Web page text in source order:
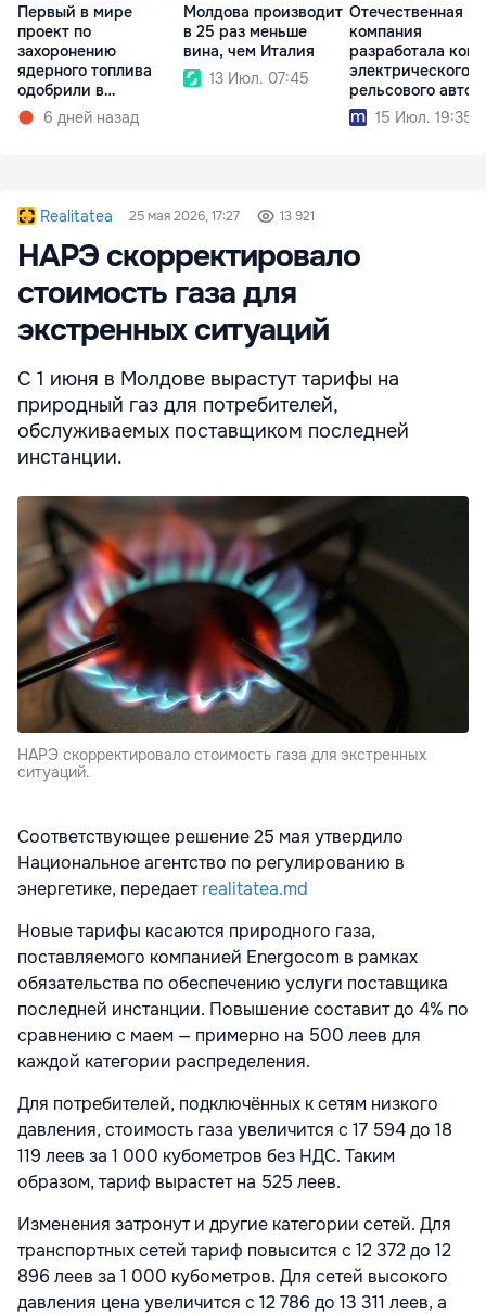
Первый в мире
проект по
захоронению
ядерного топлива
одобрили в
Финляндии
6 дней назад
Молдова производит
в 25 раз меньше
вина, чем Италия
13 Июл. 07:45
Отечественная
компания
разработала
электрического
рельсового
15 Июл. 19:35
Realitatea 25 мая 2026, 17:27 13 921
НАРЭ скорректировало
стоимость газа для
экстренных ситуаций
С 1 июня в Молдове вырастут тарифы на
природный газ для потребителей,
обслуживаемых поставщиком последней
инстанции.
НАРЭ скорректировало стоимость газа для экстренных
ситуаций.
Соответствующее решение 25 мая утвердило
Национальное агентство по регулированию в
энергетике, передаетrealitatea.md
Новые тарифы касаются природного газа,
поставляемого компанией Energocom в рамках
обязательства по обеспечению услуги поставщика
последней инстанции. Повышение составит до 4% по
сравнению с маем — примерно на 500 леев для
каждой категории распределения.
Для потребителей, подключённых к сетям низкого
давления, стоимость газа увеличится с 17 594 до 18
119 леев за 1 000 кубометров без НДС. Таким
образом, тариф вырастет на 525 леев.
Изменения затронут и другие категории сетей. Для
транспортных сетей тариф повысится с 12 372 до 12
896 леев за 1 000 кубометров. Для сетей высокого
давления цена увеличится с 12 786 до 13 311 леев, а